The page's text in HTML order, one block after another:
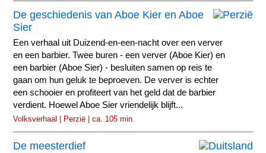
De geschiedenis van Aboe Kier en Aboe
Sier
Een verhaal uit Duizend-en-een-nacht over een verver
en een barbier. Twee buren - een verver (Aboe Kier) en
een barbier (Aboe Sier) - besluiten samen op reis te
gaan om hun geluk te beproeven. De verver is echter
een schooier en profiteert van het geld dat de barbier
verdient. Hoewel Aboe Sier vriendelijk blijft...
Volksverhaal | Perzië | ca. 105 min.
De meesterdief